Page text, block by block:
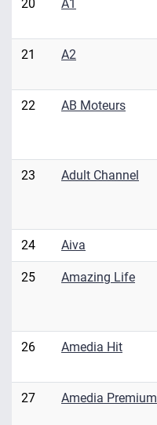
20 A1
21 A2
22 AB Moteurs
23 Adult Channel
24 Aiva
25 Amazing Life
26 Amedia Hit
27 Amedia Premium